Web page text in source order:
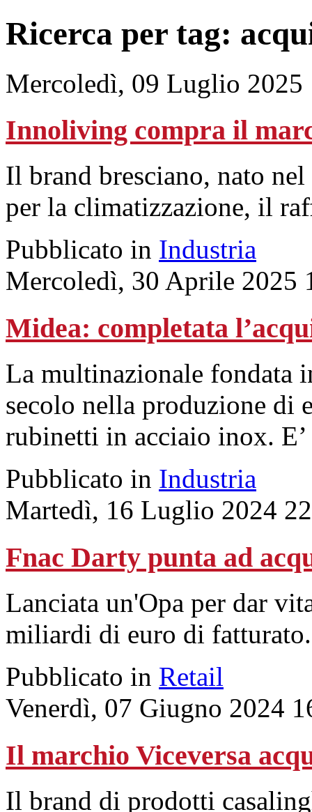
Ricerca per tag:
Mercoledì, 09 Luglio 2025
Innoliving compra il
Il brand bresciano, nato
per la climatizzazione, il
Pubblicato in Industria
Mercoledì, 30 Aprile 2025
Midea: completata
La multinazionale fondata
secolo nella produzione di
rubinetti in acciaio inox.
Pubblicato in Industria
Martedì, 16 Luglio 2024
Fnac Darty punta ad
Lanciata un'Opa per dar
miliardi di euro di
Pubblicato in Retail
Venerdì, 07 Giugno 2024
Il marchio Viceversa
Il brand di prodotti